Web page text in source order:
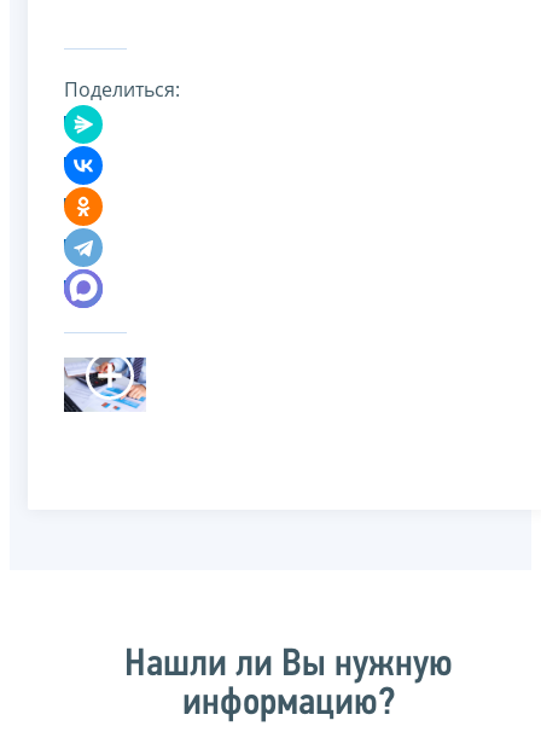
Поделиться:
Нашли ли Вы нужную
информацию?